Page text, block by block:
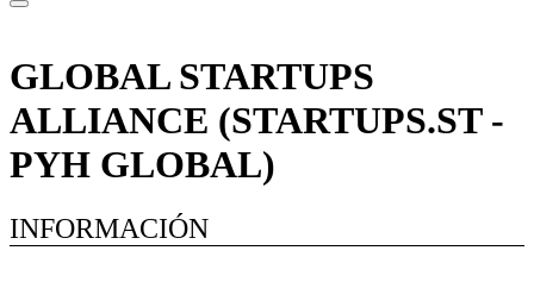
GLOBAL STARTUPS
ALLIANCE (STARTUPS.ST -
PYH GLOBAL)
INFORMACIÓN